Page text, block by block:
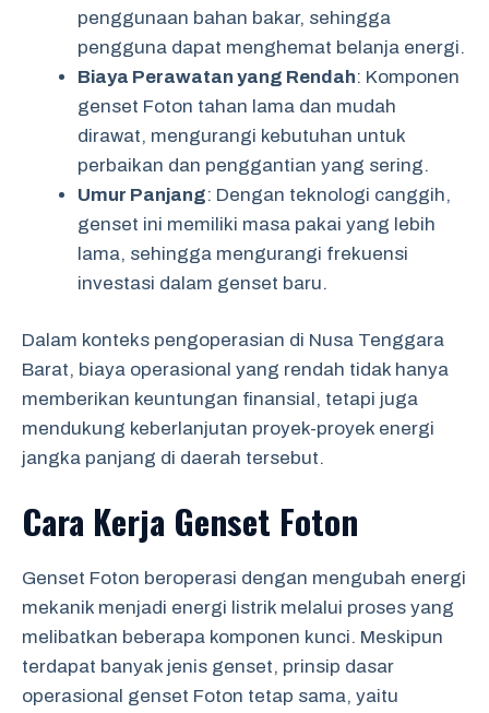
penggunaan bahan bakar, sehingga
pengguna dapat menghemat belanja energi.
Biaya Perawatan yang Rendah: Komponen
genset Foton tahan lama dan mudah
dirawat, mengurangi kebutuhan untuk
perbaikan dan penggantian yang sering.
Umur Panjang: Dengan teknologi canggih,
genset ini memiliki masa pakai yang lebih
lama, sehingga mengurangi frekuensi
investasi dalam genset baru.
Dalam konteks pengoperasian di Nusa Tenggara
Barat, biaya operasional yang rendah tidak hanya
memberikan keuntungan finansial, tetapi juga
mendukung keberlanjutan proyek-proyek energi
jangka panjang di daerah tersebut.
Cara Kerja Genset Foton
Genset Foton beroperasi dengan mengubah energi
mekanik menjadi energi listrik melalui proses yang
melibatkan beberapa komponen kunci. Meskipun
terdapat banyak jenis genset, prinsip dasar
operasional genset Foton tetap sama, yaitu